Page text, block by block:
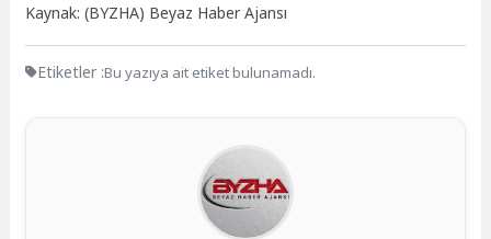
Kaynak: (BYZHA) Beyaz Haber Ajansı
Etiketler :Bu yazıya ait etiket bulunamadı.